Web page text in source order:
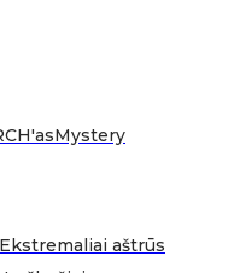
Mystery
Ekstremaliai aštrūs